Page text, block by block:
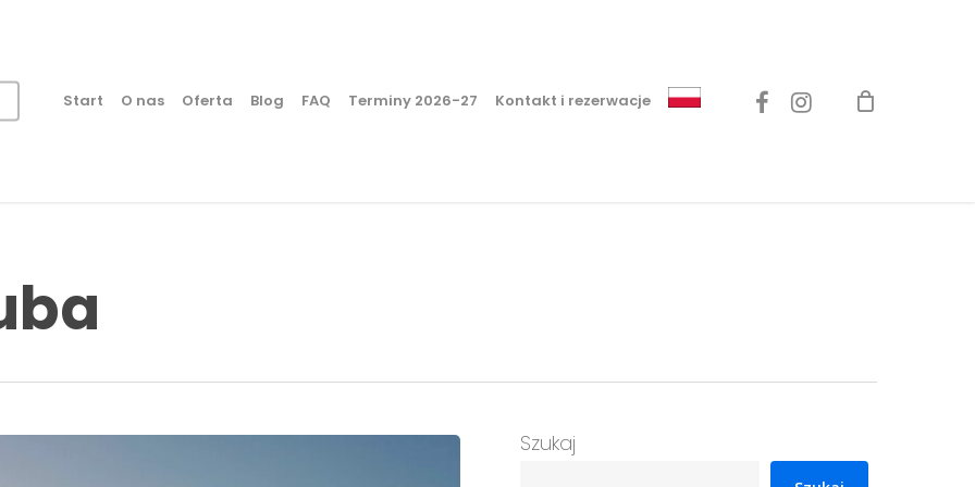
Start O nas Oferta Blog FAQ Terminy 2026-27 Kontakt i rezerwacje facebookinstagram
Szukaj